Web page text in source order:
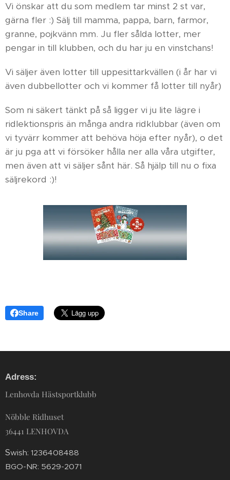
Vi önskar att du som medlem tar minst 2 st var,
gärna fler :) Sälj till mamma, pappa, barn, farmor,
granne, pojkvänn mm. Ju fler sålda lotter, mer
pengar in till klubben, och du har ju en vinstchans!
Vi säljer även lotter till uppesittarkvällen (i år har vi
även dubbellotter och vi kommer få lotter till nyår)
Som ni säkert tänkt på så ligger vi ju lite lägre i
ridlektionspris än många andra ridklubbar (även om
vi tyvärr kommer att behöva höja efter nyår), o det
är ju pga att vi försöker hålla ner alla våra utgifter,
men även att vi säljer sånt här. Så hjälp till nu o fixa
säljrekord :)!
Share
Adress:
Lenhovda Hästsportklubb
Nöbble Ridhuset
36441 LENHOVDA
Swish: 1236408488
BGO-NR: 5629-2071